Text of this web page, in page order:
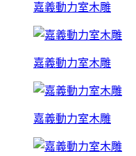
嘉義動力室木雕
嘉義動力室木雕
嘉義動力室木雕